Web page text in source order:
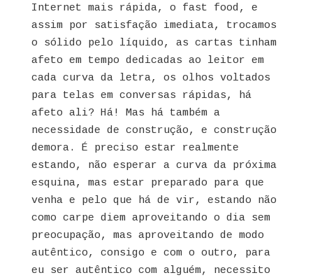
Internet mais rápida, o fast food, e
assim por satisfação imediata, trocamos
o sólido pelo líquido, as cartas tinham
afeto em tempo dedicadas ao leitor em
cada curva da letra, os olhos voltados
para telas em conversas rápidas, há
afeto ali? Há! Mas há também a
necessidade de construção, e construção
demora. É preciso estar realmente
estando, não esperar a curva da próxima
esquina, mas estar preparado para que
venha e pelo que há de vir, estando não
como carpe diem aproveitando o dia sem
preocupação, mas aproveitando de modo
autêntico, consigo e com o outro, para
eu ser autêntico com alguém, necessito